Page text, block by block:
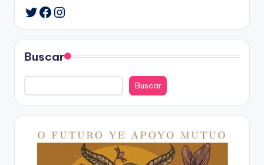
Twitter
Facebook
Instagram
Buscar
Buscar